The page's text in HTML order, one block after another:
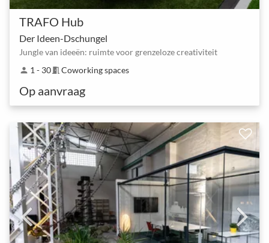
TRAFO Hub
Der Ideen-Dschungel
Jungle van ideeën: ruimte voor grenzeloze creativiteit
person 1 - 30meeting_room Coworking spaces
Op aanvraag